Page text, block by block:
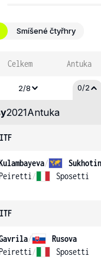
Smíšené čtyřhry
Celkem Antuka
2/8 0/2
2021Antuka
/
/ Sposetti
/
Rusova
/ Sposetti